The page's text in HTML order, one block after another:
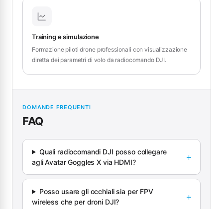
Training e simulazione
Formazione piloti drone professionali con visualizzazione
diretta dei parametri di volo da radiocomando DJI.
DOMANDE FREQUENTI
FAQ
Quali radiocomandi DJI posso collegare
agli Avatar Goggles X via HDMI?
Posso usare gli occhiali sia per FPV
wireless che per droni DJI?